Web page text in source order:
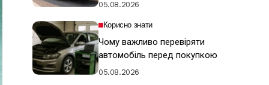
05.08.2026
Корисно знати
Чому важливо перевіряти
автомобіль перед покупкою
05.08.2026